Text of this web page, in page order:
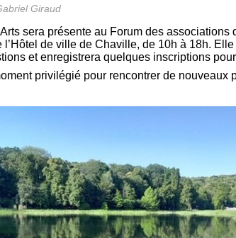
Giraud
sera présente au Forum des
de ville de Chaville, de 10h à 18h.
et enregistrera quelques inscriptions
privilégié pour rencontrer de nouveaux